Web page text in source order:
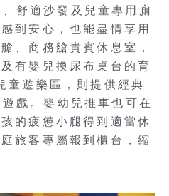
舒適沙發及兒童專用廁
到安心，也能盡情享用
、商務艙貴賓休息室，
有嬰兒換尿布桌台的育
童遊樂區，則提供經典
戲。嬰幼兒推車也可在
的疲憊小腿得到適當休
旅客專屬報到櫃台，縮